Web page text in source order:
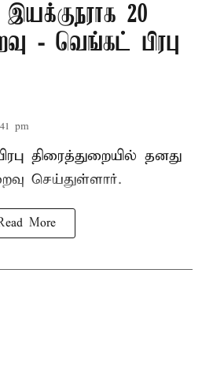
இயக்குநராக 20
- வெங்கட் பிரபு
pm
திரைத்துறையில் தனது
செய்துள்ளார்.
More